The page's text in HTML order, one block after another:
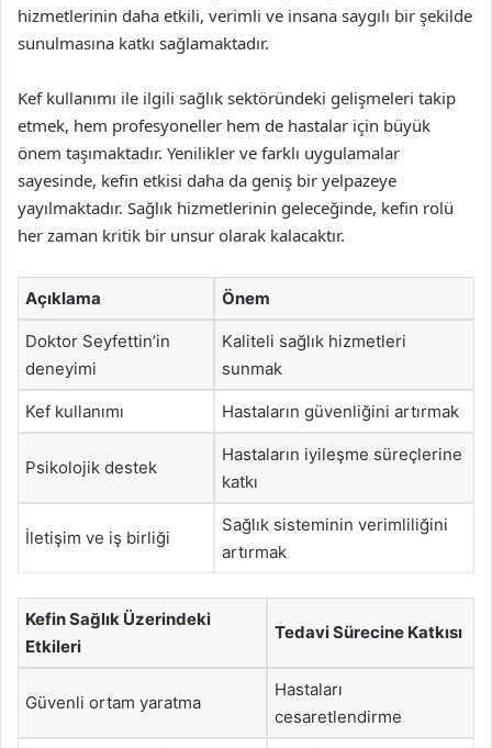
hizmetlerinin daha etkili, verimli ve insana saygılı bir şekilde
sunulmasına katkı sağlamaktadır.
Kef kullanımı ile ilgili sağlık sektöründeki gelişmeleri takip
etmek, hem profesyoneller hem de hastalar için büyük
önem taşımaktadır. Yenilikler ve farklı uygulamalar
sayesinde, kefin etkisi daha da geniş bir yelpazeye
yayılmaktadır. Sağlık hizmetlerinin geleceğinde, kefin rolü
her zaman kritik bir unsur olarak kalacaktır.
Açıklama Önem
Doktor Seyfettin’in
deneyimi
Kaliteli sağlık hizmetleri
sunmak
Kef kullanımı Hastaların güvenliğini artırmak
Psikolojik destek
Hastaların iyileşme süreçlerine
katkı
İletişim ve iş birliği
Sağlık sisteminin verimliliğini
artırmak
Kefin Sağlık Üzerindeki
Etkileri
Tedavi Sürecine Katkısı
Güvenli ortam yaratma
Hastaları
cesaretlendirme